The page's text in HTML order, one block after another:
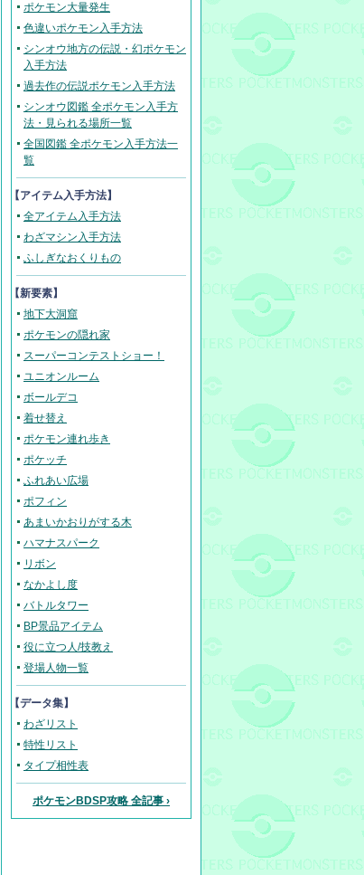
ポケモン大量発生
色違いポケモン入手方法
シンオウ地方の伝説・幻ポケモン
入手方法
過去作の伝説ポケモン入手方法
シンオウ図鑑 全ポケモン入手方
法・見られる場所一覧
全国図鑑 全ポケモン入手方法一
覧
【アイテム入手方法】
全アイテム入手方法
わざマシン入手方法
ふしぎなおくりもの
【新要素】
地下大洞窟
ポケモンの隠れ家
スーパーコンテストショー！
ユニオンルーム
ボールデコ
着せ替え
ポケモン連れ歩き
ポケッチ
ふれあい広場
ポフィン
あまいかおりがする木
ハマナスパーク
リボン
なかよし度
バトルタワー
BP景品アイテム
役に立つ人/技教え
登場人物一覧
【データ集】
わざリスト
特性リスト
タイプ相性表
ポケモンBDSP攻略 全記事 ›